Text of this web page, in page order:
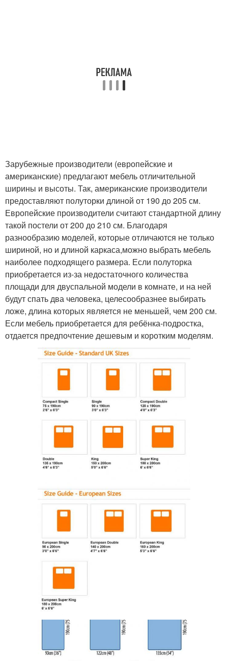
Зарубежные производители (европейские и
американские) предлагают мебель отличительной
ширины и высоты. Так, американские производители
предоставляют полуторки длиной от 190 до 205 см.
Европейские производители считают стандартной длину
такой постели от 200 до 210 см. Благодаря
разнообразию моделей, которые отличаются не только
шириной, но и длиной каркаса,можно выбрать мебель
наиболее подходящего размера. Если полуторка
приобретается из-за недостаточного количества
площади для двуспальной модели в комнате, и на ней
будут спать два человека, целесообразнее выбирать
ложе, длина которых является не меньшей, чем 200 см.
Если мебель приобретается для ребёнка-подростка,
отдается предпочтение дешевым и коротким моделям.